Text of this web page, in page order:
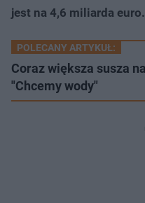
jest na 4,6 miliarda euro.
POLECANY ARTYKUŁ:
Coraz większa susza
"Chcemy wody"